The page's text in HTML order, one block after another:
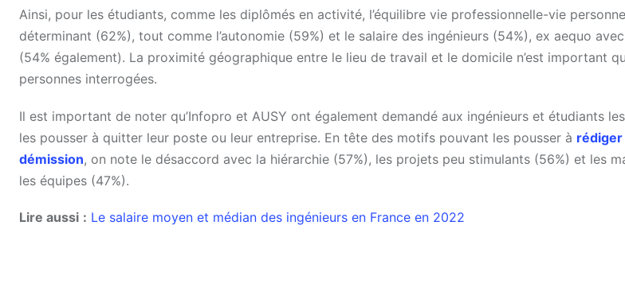
Ainsi, pour les étudiants, comme les diplômés en activité, l’équilibre vie professionnelle-vie
déterminant (62%), tout comme l’autonomie (59%) et le salaire des ingénieurs (54%), ex aequo
(54% également). La proximité géographique entre le lieu de travail et le domicile n’est important
personnes interrogées.
Il est important de noter qu’Infopro et AUSY ont également demandé aux ingénieurs et étudiants
les pousser à quitter leur poste ou leur entreprise. En tête des motifs pouvant les pousser à
démission, on note le désaccord avec la hiérarchie (57%), les projets peu stimulants (56%) et les
les équipes (47%).
Lire aussi : Le salaire moyen et médian des ingénieurs en France en 2022